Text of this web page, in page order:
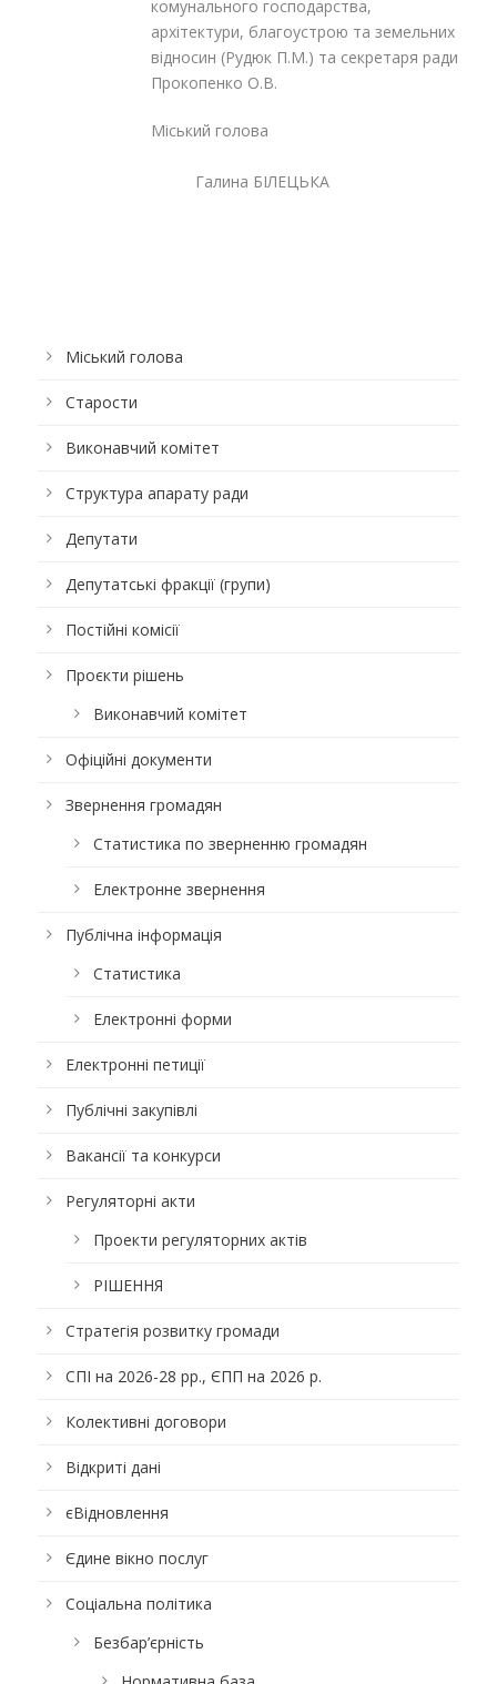
комунального господарства,
архітектури, благоустрою та земельних
відносин (Рудюк П.М.) та секретаря ради
Прокопенко О.В.
Міський голова
Галина БІЛЕЦЬКА
Міський голова
Старости
Виконавчий комітет
Структура апарату ради
Депутати
Депутатські фракції (групи)
Постійні комісії
Проєкти рішень
Виконавчий комітет
Офіційні документи
Звернення громадян
Статистика по зверненню громадян
Електронне звернення
Публічна інформація
Статистика
Електронні форми
Електронні петиції
Публічні закупівлі
Вакансії та конкурси
Регуляторні акти
Проекти регуляторних актів
РІШЕННЯ
Стратегія розвитку громади
СПІ на 2026-28 рр., ЄПП на 2026 р.
Колективні договори
Відкриті дані
єВідновлення
Єдине вікно послуг
Соціальна політика
Безбар’єрність